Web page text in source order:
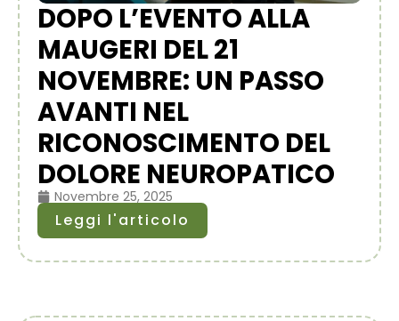
DOPO L’EVENTO ALLA
MAUGERI DEL 21
NOVEMBRE: UN PASSO
AVANTI NEL
RICONOSCIMENTO DEL
DOLORE NEUROPATICO
Novembre 25, 2025
Leggi l'articolo